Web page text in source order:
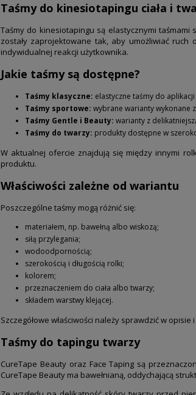
Taśmy do kinesiotapingu ciała i
Taśmy do kinesiotapingu są elastycznymi
zostały zaprojektowane tak, aby umożliwiać
indywidualnej reakcji użytkownika.
Jakie taśmy są dostępne?
Taśmy klasyczne: elastyczne taśmy do
Taśmy sportowe: wybrane warianty wykonane
Taśmy Gentle i Beauty: warianty z
Taśmy do twarzy: produkty dostępne w
W aktualnej ofercie znajdują się między innymi
produktu.
Właściwości zależne od wariantu
Poszczególne taśmy mogą różnić się:
materiałem, np. bawełną albo wiskozą;
siłą przylegania;
wodoodpornością;
szerokością i długością rolki;
kolorem;
przeznaczeniem do ciała albo twarzy;
składem warstwy klejącej.
Szczegółowe właściwości należy sprawdzić w
Taśmy do tapingu twarzy
CureTape Beauty oraz Face Taping są
CureTape Beauty ma bawełnianą, oddychającą